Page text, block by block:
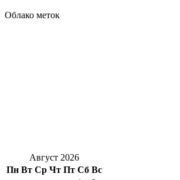
Облако меток
Август 2026
Пн Вт Ср Чт Пт Сб Вс